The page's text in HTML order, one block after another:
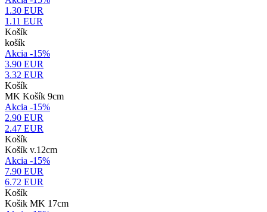
1.30 EUR
1.11 EUR
Košík
košík
Akcia -15%
3.90 EUR
3.32 EUR
Košík
MK Košík 9cm
Akcia -15%
2.90 EUR
2.47 EUR
Košík
Košík v.12cm
Akcia -15%
7.90 EUR
6.72 EUR
Košík
Košik MK 17cm